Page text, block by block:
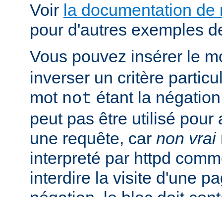
Voir la documentation de
pour d'autres exemples
Vous pouvez insérer le
inverser un critère
mot not étant la
peut pas être utilisé pour
une requête, car non vrai
interpreté par httpd
interdire la visite d'une